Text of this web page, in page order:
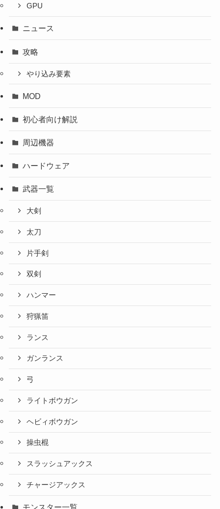
GPU
ニュース
攻略
やり込み要素
MOD
初心者向け解説
周辺機器
ハードウェア
武器一覧
大剣
太刀
片手剣
双剣
ハンマー
狩猟笛
ランス
ガンランス
弓
ライトボウガン
ヘビィボウガン
操虫棍
スラッシュアックス
チャージアックス
モンスター一覧